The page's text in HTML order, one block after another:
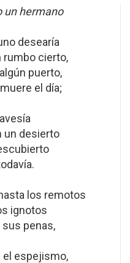
un hermano
desearía
rumbo cierto,
puerto,
el día;
un desierto
los remotos
ignotos
penas,
el espejismo,